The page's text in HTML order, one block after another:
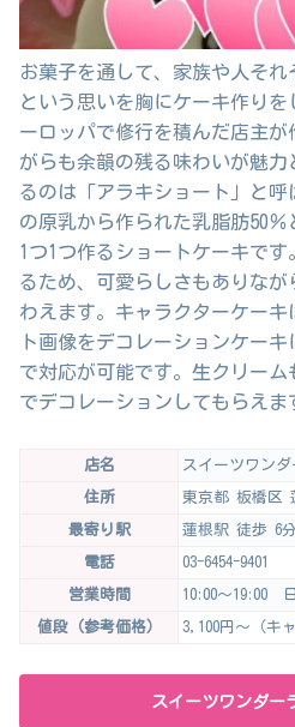
お菓子を通して、家族や人そ
という思いを胸にケーキ作り
ーロッパで修行を積んだ店主
がらも余韻の残る味わいが魅
るのは「アラキショート」と
の原乳から作られた乳脂肪50
1つ1つ作るショートケーキで
るため、可愛らしさもありな
わえます。キャラクターケー
ト画像をデコレーションケー
で対応が可能です。生クリー
でデコレーションしてもらえま
店名 スイーツワン
住所 東京都 板橋区
最寄り駅 蓮根駅 徒歩 6分
電話 03-6454-9401
営業時間 10:00～19:00
値段（参考価格） 3,100円～（キ
スイーツワンダー